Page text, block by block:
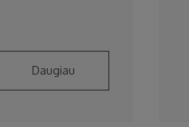
Daugiau